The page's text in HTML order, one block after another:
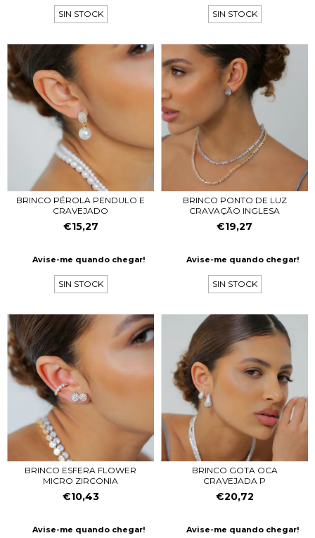
SIN STOCK SIN STOCK
BRINCO PÉROLA PENDULO E
CRAVEJADO
€15,27
Avise-me quando chegar!
SIN STOCK
BRINCO PONTO DE LUZ
CRAVAÇÃO INGLESA
€19,27
Avise-me quando chegar!
SIN STOCK
BRINCO ESFERA FLOWER
MICRO ZIRCONIA
€10,43
Avise-me quando chegar!
BRINCO GOTA OCA
CRAVEJADA P
€20,72
Avise-me quando chegar!